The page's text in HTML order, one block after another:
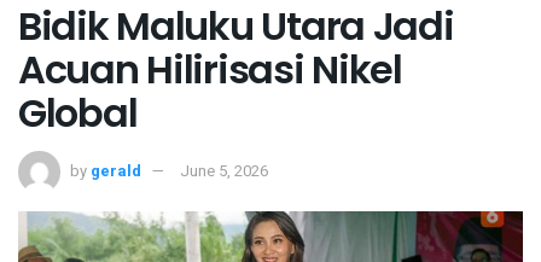
Bidik Maluku Utara Jadi
Acuan Hilirisasi Nikel
Global
by gerald June 5, 2026